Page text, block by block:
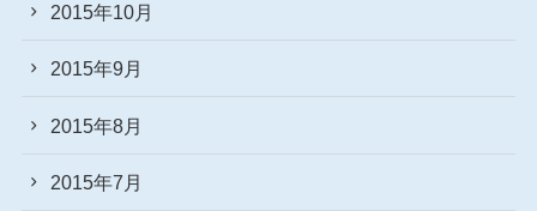
2015年10月
2015年9月
2015年8月
2015年7月